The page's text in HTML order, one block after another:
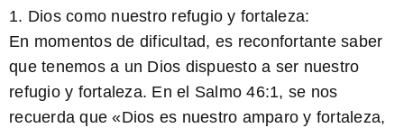
1. Dios como nuestro refugio y fortaleza:
En momentos de dificultad, es reconfortante saber
que tenemos a un Dios dispuesto a ser nuestro
refugio y fortaleza. En el Salmo 46:1, se nos
recuerda que «Dios es nuestro amparo y fortaleza,